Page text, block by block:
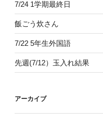
7/24 1学期最終日
飯ごう炊さん
7/22 5年生外国語
先週(7/12）玉入れ結果
アーカイブ